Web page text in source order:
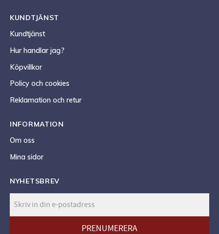
KUNDTJÄNST
Kundtjänst
Hur handlar jag?
Köpvillkor
Policy och cookies
Reklamation och retur
INFORMATION
Om oss
Mina sidor
NYHETSBREV
PRENUMERERA